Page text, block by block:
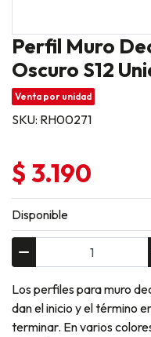
Perfil Muro
Oscuro S12
Venta por unidad
SKU: RH00271
$ 3.190
Disponible
Los perfiles para muro
dan el inicio y el término
terminar. En varios